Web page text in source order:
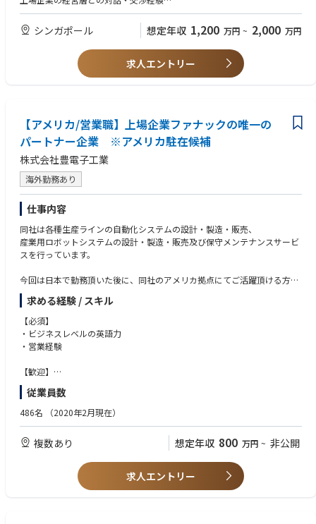
投資対象： PBR1倍割れの国内上場企業（時価総額200〜500億円）に3〜
4社集中投資
アプローチ： 外資系アクティビストファンドとは一線を画す、
企業と敵対せず、共創型で経営変革を実行する「フレンドリーエンゲージ
メントファンド」
運用期間： 7〜10年。Exit後もコンサルチームが変革を継続し、"逃げな
い"支援を貫く
VC実績： 累計145億円+のファンド運用、IPO4件、グローバル10ヵ国での
スタートアップ投資実績
グローバル： シンガポール・インドを中心としたグローバルサウスの拠点
とネットワーク
新しいポジションであり、事業立ち上げフェーズを一緒に推進いただける
方を募集。
■職務内容詳細
投資候補企業の発掘・スクリーニング（PBR<1.0、知的資本が眠る国内上
デューデリジェンスの統括（財務DD + IC Rating®による知的資本DD）
投資委員会への投資提案・意思決定の主導
投資ストラクチャリング・実行
エンゲージメント推進：
ポートフォリオ企業（3〜4社）のバリューアップ戦略立案・実行管理
ROE分母改善（自社株買い・政策保有株縮減・資本配分ポリシー策定等）
の推進
ROE分子強化（知的資本活用・成長戦略・人材育成等）についてICMGコ
ンサルチームと協働
投資先経営陣との継続的な対話・エンゲージメント
公開エンゲージメント戦略の設計（大量保有報告書・Web公開等）
LP（大手金融機関・機関投資家）向けレポーティング・IR活動
Exit戦略の設計・実行（経営陣との協議ベースでの段階的売却）
コーポレートガバナンス・コードおよび資本市場規制への理解
日本語ネイティブ＋ビジネス英語力
CFA・MBA・公認会計士等の資格保有
製造業・インフラ・BtoBサービスセクターへの知見
＜求める人物像＞
新しい事業の立ち上げフェーズをゼロから一緒に推進したいというマイン
ドが最も重要。完成された組織に入るのではなく、事業をつくっていく
方。投資の実行力と経営支援的な課題解決力の両方に興味があり、経営者
と信頼関係を築ける人間力のある方。
シンガポール 想定年収 1,200 万円 ~ 2,000 万円
求人エントリー
【アメリカ/営業職】上場企業ファナックの唯一の
パートナー企業 ※アメリカ駐在候補
株式会社豊電子工業
海外勤務あり
仕事内容
同社は各種生産ラインの自動化システムの設計・製造・販売、
産業用ロボットシステムの設計・製造・販売及び保守メンテナンスサービ
スを行っています。
今回は日本で勤務頂いた後に、同社のアメリカ拠点にてご活躍頂ける方を
募っております。
【ミッション】
現地売上規模の拡大と既存・休眠顧客との関係構築
【具体的には】
・現地クライアントへの提案営業
・日本、アメリカ拠点での窓口対応
求める経験 / スキル
【必須】
・ビジネスレベルの英語力
・営業経験
【歓迎】
・海外での駐在経験
従業員数
486名 （2020年2月現在）
複数あり 想定年収 800 万円 ~ 非公開
求人エントリー